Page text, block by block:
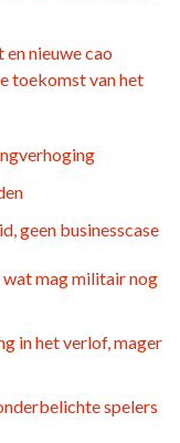
nieuwe cao
toekomst van het
geen businesscase
wat mag militair nog
in het verlof, mager
spelers